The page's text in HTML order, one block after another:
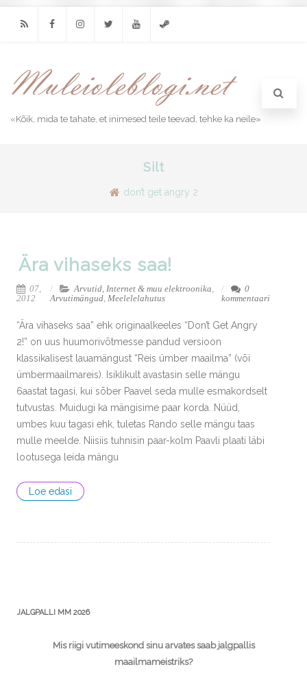
«Kõik, mida te tahate, et inimesed teile teevad, tehke ka neile»
Silt
don’t get angry 2
Ära vihaseks saa!
07,
2012
Arvutid, Internet & muu elektroonika,
Arvutimängud,Meelelelahutus
0
kommentaari
“Ära vihaseks saa” ehk originaalkeeles “Don’t Get Angry
2!” on uus huumorivõtmesse pandud versioon
klassikalisest lauamängust “Reis ümber maailma” (või
ümbermaailmareis). Isiklikult avastasin selle mängu
6aastat tagasi, kui sõber Paavel seda mulle esmakordselt
tutvustas. Muidugi ka mängisime paar korda. Nüüd,
umbes kuu tagasi ehk, tuletas Rando selle mängu taas
mulle meelde. Niisiis tuhnisin paar-kolm Paavli plaati läbi
lootusega leida mängu
Loe edasi
JALGPALLI MM 2026
Mis riigi vutimeeskond sinu arvates saab jalgpallis
maailmameistriks?